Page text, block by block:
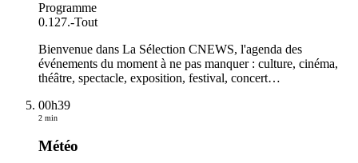
Programme
0.127.-Tout
Bienvenue dans La Sélection CNEWS, l'agenda des
événements du moment à ne pas manquer : culture, cinéma,
théâtre, spectacle, exposition, festival, concert…
00h39
2 min
Météo